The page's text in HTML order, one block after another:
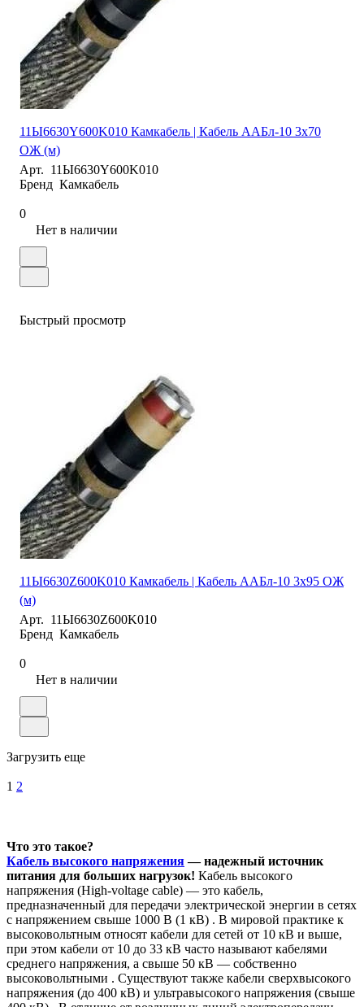
11Ы6630Y600K010 Камкабель | Кабель ААБл-10 3х70
ОЖ (м)
Арт. 11Ы6630Y600K010
Бренд Камкабель
0
Нет в наличии
Быстрый просмотр
11Ы6630Z600K010 Камкабель | Кабель ААБл-10 3х95 ОЖ
(м)
Арт. 11Ы6630Z600K010
Бренд Камкабель
0
Нет в наличии
Загрузить еще
1 2
Что это такое?
Кабель высокого напряжения— надежный источник
питания для больших нагрузок! Кабель высокого
напряжения (High-voltage cable) — это кабель,
предназначенный для передачи электрической энергии в сетях
с напряжением свыше 1000 В (1 кВ) . В мировой практике к
высоковольтным относят кабели для сетей от 10 кВ и выше,
при этом кабели от 10 до 33 кВ часто называют кабелями
среднего напряжения, а свыше 50 кВ — собственно
высоковольтными . Существуют также кабели сверхвысокого
напряжения (до 400 кВ) и ультравысокого напряжения (свыше